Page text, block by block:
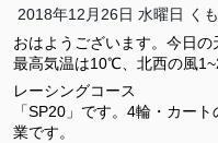
2018年12月26日 水曜日 く
おはようございます。今日の
最高気温は10℃、北西の風
レーシングコース
「SP20」です。4輪・カー
業です。